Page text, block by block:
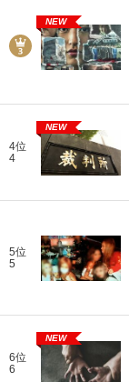
NEW
4位
4
NEW
5位
5
6位
6
NEW